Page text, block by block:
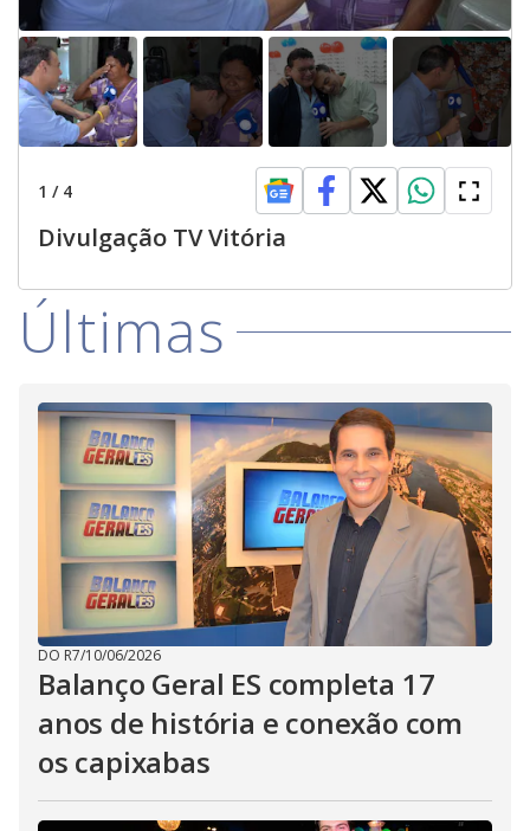
1 / 4
Divulgação TV Vitória
Últimas
DO R7/10/06/2026
Balanço Geral ES completa 17
anos de história e conexão com
os capixabas